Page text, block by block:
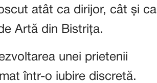
atât ca dirijor, cât și ca
Artă din Bistrița.
unei prietenii
într-o iubire discretă.